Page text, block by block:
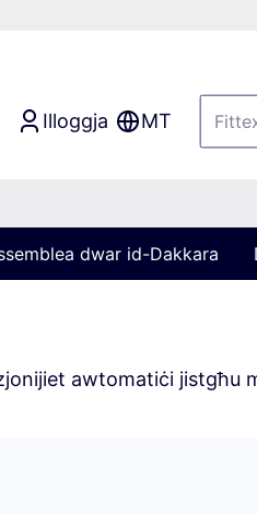
Illoggja MT
dwar id-Dakkara
awtomatiċi jistgħu